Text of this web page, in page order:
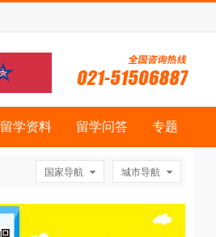
留学资料 留学问答 专题
国家导航 城市导航